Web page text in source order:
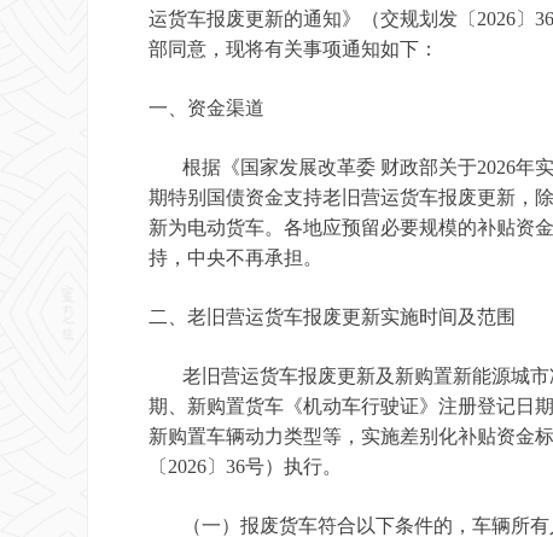
运货车报废更新的通知》（交规划发〔2026〕
部同意，现将有关事项通知如下：
一、资金渠道
根据《国家发展改革委 财政部关于2026年实
期特别国债资金支持老旧营运货车报废更新，
新为电动货车。各地应预留必要规模的补贴资
持，中央不再承担。
二、老旧营运货车报废更新实施时间及范围
老旧营运货车报废更新及新购置新能源城市
期、新购置货车《机动车行驶证》注册登记日
新购置车辆动力类型等，实施差别化补贴资金
〔2026〕36号）执行。
（一）报废货车符合以下条件的，车辆所有